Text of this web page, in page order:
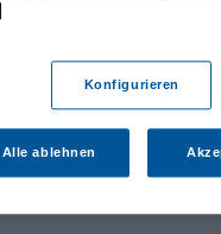
Konfigurieren
Alle ablehnen